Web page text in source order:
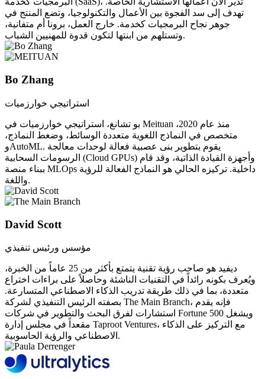
تهدف إلى سد الفجوة بين الأعمال والتكنولوجيا، وتضع المنتج في
جوهر نجاح البرمجيات كخدمة. خارج العمل، برونا أم متفانية،
وتستلهم من ابنتها لتكون قدوة للمهنيين الشباب.
Bo Zhang
استراتيجي خوارزميات
بو تشانغ، استراتيجي خوارزميات في Meituan منذ عام 2020،
متخصص في النماذج اللغوية متعددة الوسائط، وضغط النماذج،
وAutoML. يقوم بتطوير بنى عصبية فعالة لوحدات معالجة
الرسومات السحابية (Cloud GPUs) وأجهزة القيادة الذاتية، وقد قام
ببناء منصة MLOps داخلية. تركيزه الحالي هو النماذج الفعالة للرؤية
واللغة.
David Scott
مؤسس ورئيس تنفيذي
ديفيد هو صاحب رؤية تقنية يتمتع بأكثر من 25 عاماً من الخبرة،
ويُعرف بكونه رائداً في التقنيات الناشئة وحاصلاً على براءات اختراع
متعددة، بما في ذلك طريقة تدريب الذكاء الاصطناعي المتسارعة.
بصفته الرئيس التنفيذي لشركة The Main Branch، فإنه يقدم
استشارات لفرق البحث والتطوير في شركات Fortune 500 ويشغل
مقعداً في مجلس إدارة Taproot Ventures، مع التركيز على الذكاء
الاصطناعي والرؤية الحاسوبية.